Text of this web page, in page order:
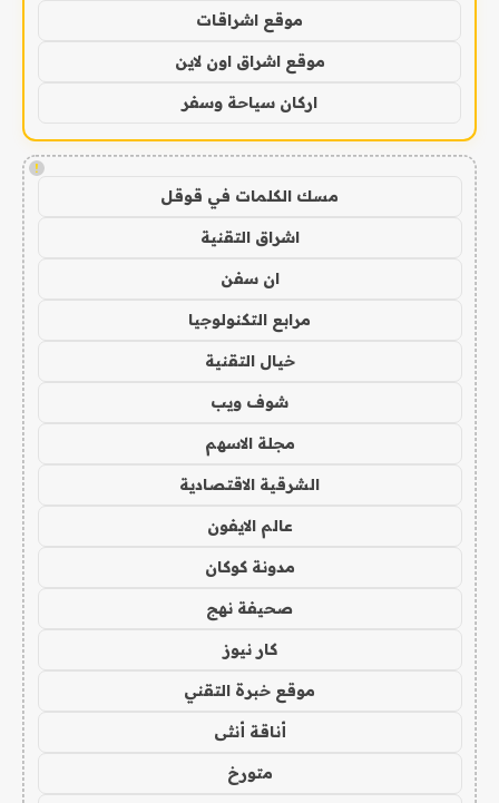
موقع اشراقات
موقع اشراق اون لاين
اركان سياحة وسفر
!
مسك الكلمات في قوقل
اشراق التقنية
ان سفن
مرابع التكنولوجيا
خيال التقنية
شوف ويب
مجلة الاسهم
الشرقية الاقتصادية
عالم الايفون
مدونة كوكان
صحيفة نهج
كار نيوز
موقع خبرة التقني
أناقة أنثى
متورخ